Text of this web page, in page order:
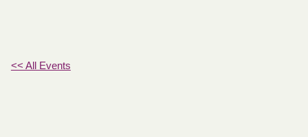
<< All Events